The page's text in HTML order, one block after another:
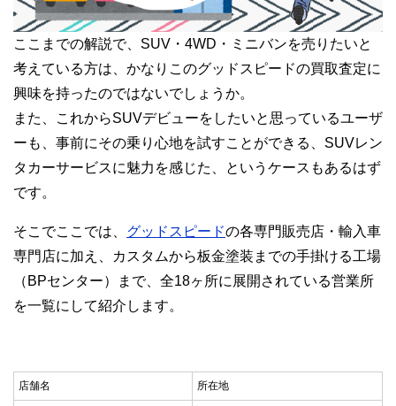
ここまでの解説で、SUV・4WD・ミニバンを売りたいと
考えている方は、かなりこのグッドスピードの買取査定に
興味を持ったのではないでしょうか。
また、これからSUVデビューをしたいと思っているユーザ
ーも、事前にその乗り心地を試すことができる、SUVレン
タカーサービスに魅力を感じた、というケースもあるはず
です。
そこでここでは、 グッドスピードの各専門販売店・輸入車
専門店に加え、カスタムから板金塗装までの手掛ける工場
（BPセンター）まで、全18ヶ所に展開されている営業所
を一覧にして紹介します。
店舗名 所在地